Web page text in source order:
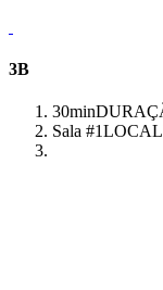
3B
30min
Sala #1